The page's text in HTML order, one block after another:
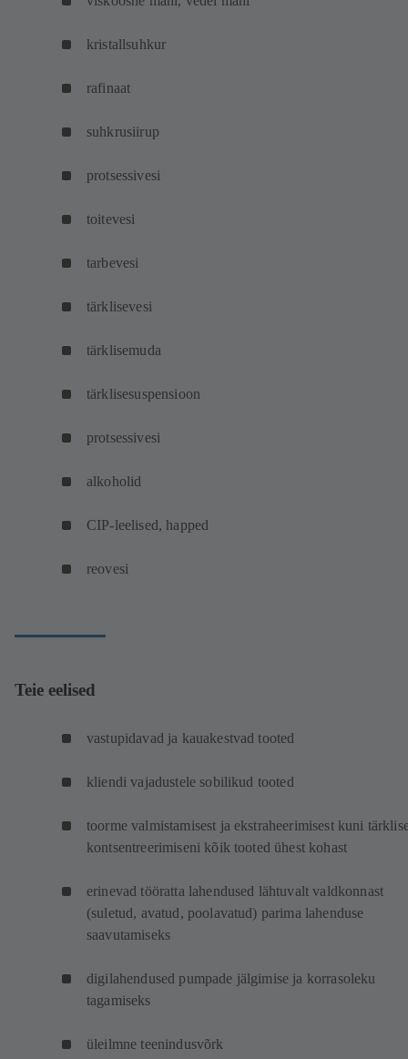
kristallsuhkur
rafinaat
suhkrusiirup
protsessivesi
toitevesi
tarbevesi
tärklisevesi
tärklisemuda
tärklisesuspensioon
protsessivesi
alkoholid
CIP-leelised, happed
reovesi
Teie eelised
vastupidavad ja kauakestvad tooted
kliendi vajadustele sobilikud tooted
toorme valmistamisest ja ekstraheerimisest kuni
kontsentreerimiseni kõik tooted ühest kohast
erinevad tööratta lahendused lähtuvalt valdkonnast
(suletud, avatud, poolavatud) parima lahenduse
saavutamiseks
digilahendused pumpade jälgimise ja korrasoleku
tagamiseks
üleilmne teenindusvõrk